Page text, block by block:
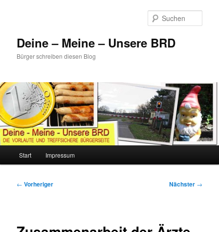
Deine – Meine – Unsere BRD
Bürger schreiben diesen Blog
Start Impressum
Beitragsnavigation
← Vorheriger Nächster →